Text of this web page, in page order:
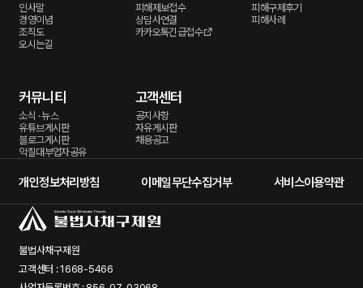
인사말
경영이념
조직도
오시는길
피해제보접수
상담사연결
카카오톡긴급접수
피해구제후기
피해사례
커뮤니티
소식 · 뉴스
유튜브게시판
블로그게시판
악질대부업자공유
고객센터
공지사항
자유게시판
채용공고
개인정보처리방침 이메일무단수집거부 서비스이용약관
불법사채구제원
고객센터 : 1668-5466